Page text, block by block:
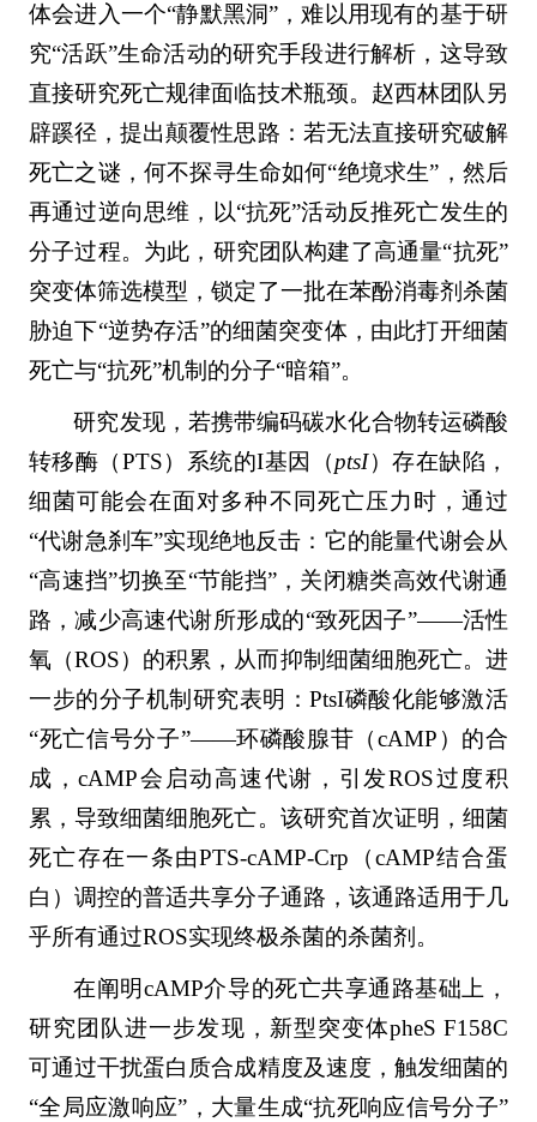
体会进入一个“静默黑洞”，难以用现有的基于研
究“活跃”生命活动的研究手段进行解析，这导致
直接研究死亡规律面临技术瓶颈。赵西林团队另
辟蹊径，提出颠覆性思路：若无法直接研究破解
死亡之谜，何不探寻生命如何“绝境求生”，然后
再通过逆向思维，以“抗死”活动反推死亡发生的
分子过程。为此，研究团队构建了高通量“抗死”
突变体筛选模型，锁定了一批在苯酚消毒剂杀菌
胁迫下“逆势存活”的细菌突变体，由此打开细菌
死亡与“抗死”机制的分子“暗箱”。
研究发现，若携带编码碳水化合物转运磷酸
转移酶（PTS）系统的I基因（ptsI）存在缺陷，
细菌可能会在面对多种不同死亡压力时，通过
“代谢急刹车”实现绝地反击：它的能量代谢会从
“高速挡”切换至“节能挡”，关闭糖类高效代谢通
路，减少高速代谢所形成的“致死因子”——活性
氧（ROS）的积累，从而抑制细菌细胞死亡。进
一步的分子机制研究表明：PtsI磷酸化能够激活
“死亡信号分子”——环磷酸腺苷（cAMP）的合
成，cAMP会启动高速代谢，引发ROS过度积
累，导致细菌细胞死亡。该研究首次证明，细菌
死亡存在一条由PTS-cAMP-Crp（cAMP结合蛋
白）调控的普适共享分子通路，该通路适用于几
乎所有通过ROS实现终极杀菌的杀菌剂。
在阐明cAMP介导的死亡共享通路基础上，
研究团队进一步发现，新型突变体pheS F158C
可通过干扰蛋白质合成精度及速度，触发细菌的
“全局应激响应”，大量生成“抗死响应信号分子”